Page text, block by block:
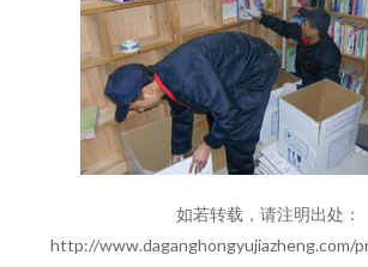
如若转载，请注明出处：
http://www.daganghongyujiazheng.com/